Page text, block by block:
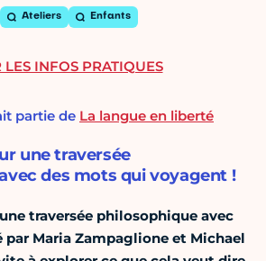
Ateliers Enfants
partie de La langue en liberté
une traversée
des mots qui voyagent !
traversée philosophique avec
par Maria Zampaglione et Michael
LES INFOS PRATIQUES